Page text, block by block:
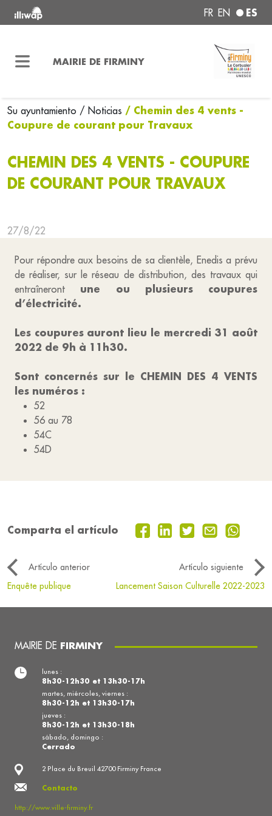
FR EN ES
MAIRIE DE FIRMINY
Su ayuntamiento / Noticias / Chemin des 4 vents -
Coupure de courant pour Travaux
CHEMIN DES 4 VENTS - COUPURE
DE COURANT POUR TRAVAUX
27/8/22
Pour répondre aux besoins de sa clientèle, Enedis a prévu
de réaliser, sur le réseau de distribution, des travaux qui
entraîneront une ou plusieurs coupures
d’électricité.
Les coupures auront lieu le mercredi 31 août
2022 de 9h à 11h30.
Sont concernés sur le CHEMIN DES 4 VENTS
les numéros :
52
56 au 78
54C
54D
Comparta el artículo
Artículo anterior
Artículo siguiente
Enquête publique
Lancement Saison Culturelle 2022-2023
MAIRIE DE FIRMINY
2 Place du Breuil 42700 Firminy France
Contacto
http://www.ville-firminy.fr
lunes :
8h30-12h30 et 13h30-17h
martes, miércoles, viernes :
8h30-12h et 13h30-17h
jueves :
8h30-12h et 13h30-18h
sábado, domingo :
Cerrado